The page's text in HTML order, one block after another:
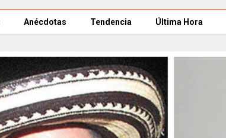
Anécdotas Tendencia Última Hora